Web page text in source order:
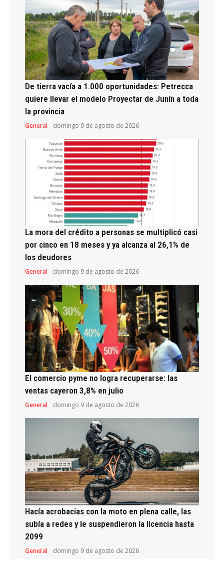
De tierra vacía a 1.000 oportunidades: Petrecca
quiere llevar el modelo Proyectar de Junín a toda
la provincia
General domingo 9 de agosto de 2026
La mora del crédito a personas se multiplicó casi
por cinco en 18 meses y ya alcanza al 26,1% de
los deudores
General domingo 9 de agosto de 2026
El comercio pyme no logra recuperarse: las
ventas cayeron 3,8% en julio
General domingo 9 de agosto de 2026
Hacía acrobacias con la moto en plena calle, las
subía a redes y le suspendieron la licencia hasta
2099
General domingo 9 de agosto de 2026